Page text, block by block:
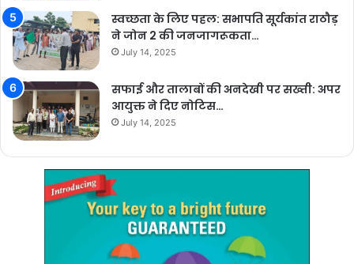
स्वच्छता के लिए पहल: सभापति सूर्यकांत राठौड़
ने जोन 2 की जनजागरूकता…
July 14, 2025
सफाई और तालाबों की अनदेखी पर सख्ती: अपर
आयुक्त ने दिए नोटिस…
July 14, 2025